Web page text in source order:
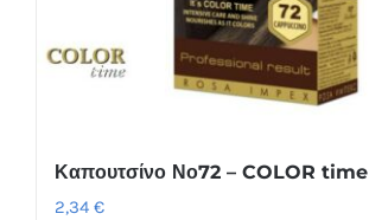
Καπουτσίνο Νο72 – COLOR time
2,34 €